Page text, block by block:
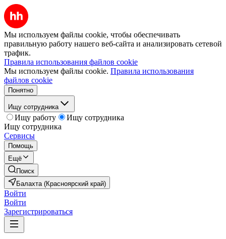
Мы используем файлы cookie, чтобы обеспечивать
правильную работу нашего веб-сайта и анализировать сетевой
трафик.
Правила использования файлов cookie
Мы используем файлы cookie. Правила использования
файлов cookie
Понятно
Ищу сотрудника
Ищу работу
Ищу сотрудника
Ищу сотрудника
Сервисы
Помощь
Ещё
Поиск
Балахта (Красноярский край)
Войти
Войти
Зарегистрироваться